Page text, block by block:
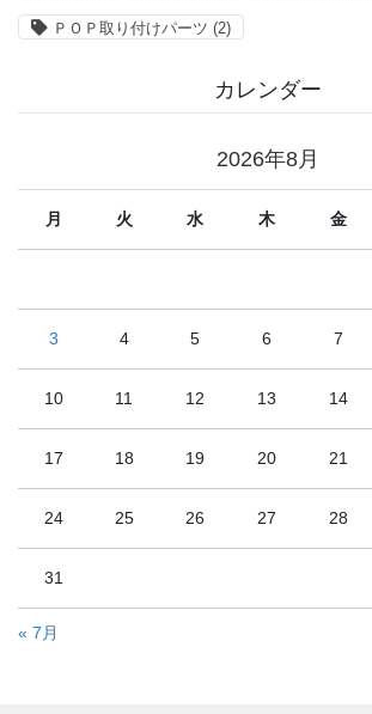
ＰＯＰ取り付けパーツ (2)
カレンダー
2026年8月
月 火 水 木 金
3 4 5 6 7
10 11 12 13 14
17 18 19 20 21
24 25 26 27 28
31
« 7月